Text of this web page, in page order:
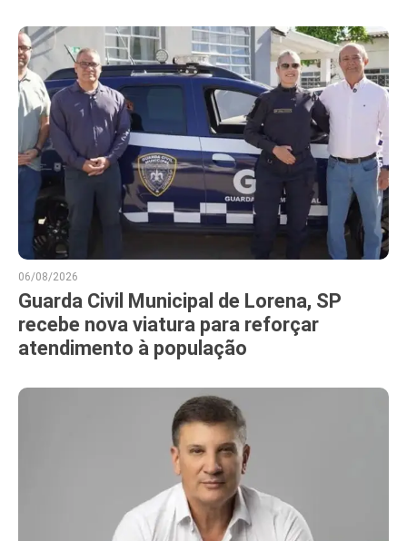
06/08/2026
Guarda Civil Municipal de Lorena, SP
recebe nova viatura para reforçar
atendimento à população